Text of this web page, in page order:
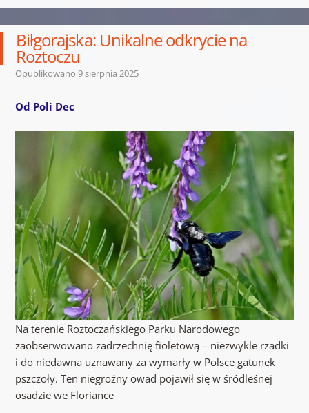
Biłgorajska: Unikalne odkrycie na
Roztoczu
Opublikowano 9 sierpnia 2025
Od Poli Dec
Na terenie Roztoczańskiego Parku Narodowego
zaobserwowano zadrzechnię fioletową – niezwykle rzadki
i do niedawna uznawany za wymarły w Polsce gatunek
pszczoły. Ten niegroźny owad pojawił się w śródleśnej
osadzie we Floriance